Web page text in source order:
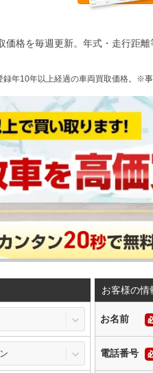
価格を毎週更新。年式・走行距
年10年以上経過の車両買取価格。※
お客様の情
お名前
電話番号